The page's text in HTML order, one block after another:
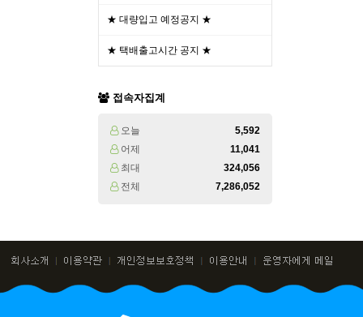
★ 대량입고 예정공지 ★
★ 택배출고시간 공지 ★
접속자집계
오늘
5,592
어제
11,041
최대
324,056
전체
7,286,052